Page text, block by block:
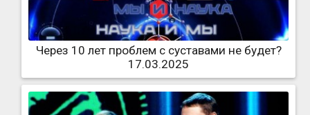
Через 10 лет проблем с суставами не будет?
17.03.2025